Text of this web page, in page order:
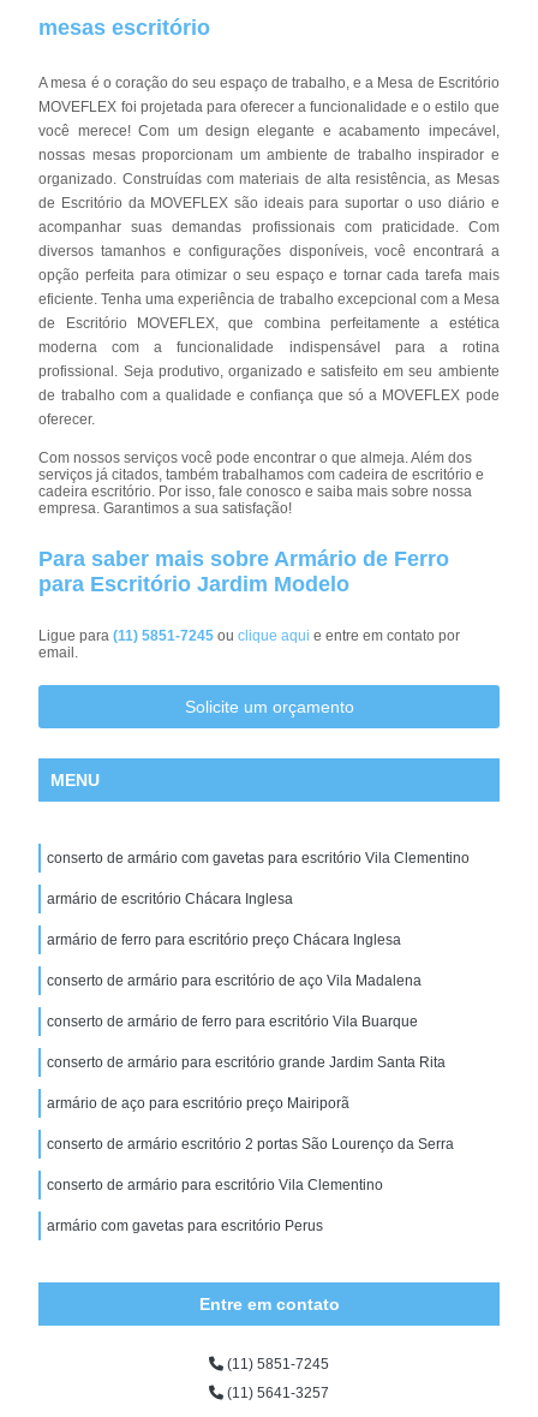
mesas escritório
A mesa é o coração do seu espaço de trabalho, e a Mesa de Escritório
MOVEFLEX foi projetada para oferecer a funcionalidade e o estilo que
você merece! Com um design elegante e acabamento impecável,
nossas mesas proporcionam um ambiente de trabalho inspirador e
organizado. Construídas com materiais de alta resistência, as Mesas
de Escritório da MOVEFLEX são ideais para suportar o uso diário e
acompanhar suas demandas profissionais com praticidade. Com
diversos tamanhos e configurações disponíveis, você encontrará a
opção perfeita para otimizar o seu espaço e tornar cada tarefa mais
eficiente. Tenha uma experiência de trabalho excepcional com a Mesa
de Escritório MOVEFLEX, que combina perfeitamente a estética
moderna com a funcionalidade indispensável para a rotina
profissional. Seja produtivo, organizado e satisfeito em seu ambiente
de trabalho com a qualidade e confiança que só a MOVEFLEX pode
oferecer.
Com nossos serviços você pode encontrar o que almeja. Além dos
serviços já citados, também trabalhamos com cadeira de escritório e
cadeira escritório. Por isso, fale conosco e saiba mais sobre nossa
empresa. Garantimos a sua satisfação!
Para saber mais sobre Armário de Ferro
para Escritório Jardim Modelo
Ligue para(11) 5851-7245ouclique aqui e entre em contato por
email.
Solicite um orçamento
MENU
conserto de armário com gavetas para escritório Vila Clementino
armário de escritório Chácara Inglesa
armário de ferro para escritório preço Chácara Inglesa
conserto de armário para escritório de aço Vila Madalena
conserto de armário de ferro para escritório Vila Buarque
conserto de armário para escritório grande Jardim Santa Rita
armário de aço para escritório preço Mairiporã
conserto de armário escritório 2 portas São Lourenço da Serra
conserto de armário para escritório Vila Clementino
armário com gavetas para escritório Perus
Entre em contato
(11) 5851-7245
(11) 5641-3257